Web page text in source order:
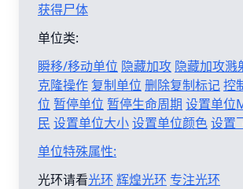
获得尸体
单位类:
瞬移/移动单位 隐藏加攻 隐藏加攻溅
克隆操作 复制单位 删除复制标记控
位 暂停单位 暂停生命周期 设置单位
民 设置单位大小设置单位颜色设置
单位特殊属性:
光环请看光环 辉煌光环 专注光环